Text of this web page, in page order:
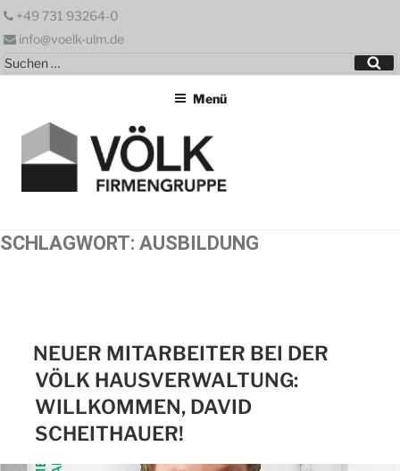
Zum
springen
+49 731 93264-0
info@voelk-ulm.de
Suchen
nach:
Menü
SCHLAGWORT: AUSBILDUNG
NEUER MITARBEITER BEI DER
VÖLK HAUSVERWALTUNG:
WILLKOMMEN, DAVID
SCHEITHAUER!